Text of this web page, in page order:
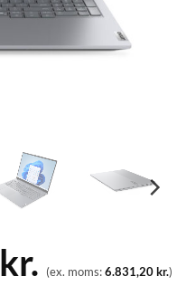
kr. (ex. moms:6.831,20kr.)